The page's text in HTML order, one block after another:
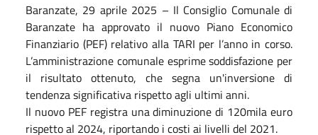
Baranzate, 29 aprile 2025 – Il Consiglio Comunale di
Baranzate ha approvato il nuovo Piano Economico
Finanziario (PEF) relativo alla TARI per l’anno in corso.
L’amministrazione comunale esprime soddisfazione per
il risultato ottenuto, che segna un'inversione di
tendenza significativa rispetto agli ultimi anni.
Il nuovo PEF registra una diminuzione di 120mila euro
rispetto al 2024, riportando i costi ai livelli del 2021.